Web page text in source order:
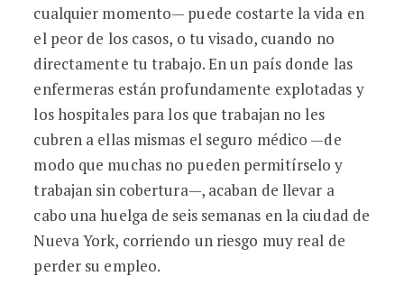
cualquier momento— puede costarte la vida en
el peor de los casos, o tu visado, cuando no
directamente tu trabajo. En un país donde las
enfermeras están profundamente explotadas y
los hospitales para los que trabajan no les
cubren a ellas mismas el seguro médico —de
modo que muchas no pueden permitírselo y
trabajan sin cobertura—, acaban de llevar a
cabo una huelga de seis semanas en la ciudad de
Nueva York, corriendo un riesgo muy real de
perder su empleo.